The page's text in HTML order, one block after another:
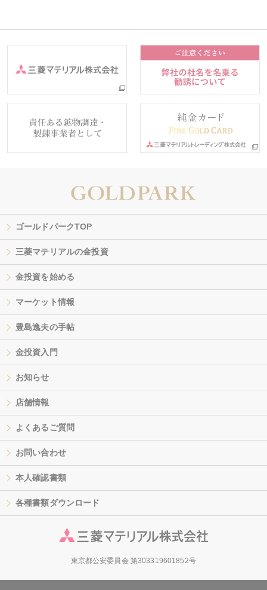
ゴールドパークTOP
三菱マテリアルの金投資
金投資を始める
マーケット情報
豊島逸夫の手帖
金投資入門
お知らせ
店舗情報
よくあるご質問
お問い合わせ
本人確認書類
各種書類ダウンロード
東京都公安委員会 第303319601852号